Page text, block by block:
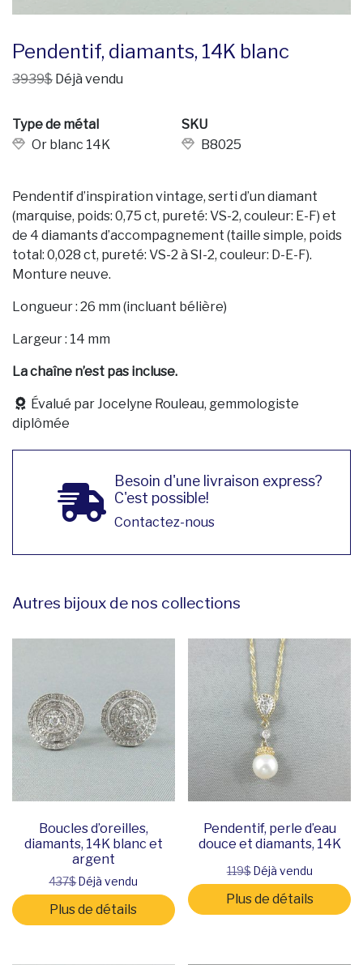
Pendentif, diamants, 14K blanc
3939$ Déjà vendu
Type de métal
Or blanc 14K
SKU
B8025
Pendentif d’inspiration vintage, serti d’un diamant
(marquise, poids: 0,75 ct, pureté: VS-2, couleur: E-F) et
de 4 diamants d’accompagnement (taille simple, poids
total: 0,028 ct, pureté: VS-2 à SI-2, couleur: D-E-F).
Monture neuve.
Longueur : 26 mm (incluant bélière)
Largeur : 14 mm
La chaîne n’est pas incluse.
Évalué par Jocelyne Rouleau, gemmologiste
diplômée
Besoin d'une livraison express?
C'est possible!
Contactez-nous
Autres bijoux de nos collections
Boucles d’oreilles,
diamants, 14K blanc et
argent
437$Déjà vendu
Plus de détails
Pendentif, perle d’eau
douce et diamants, 14K
119$Déjà vendu
Plus de détails